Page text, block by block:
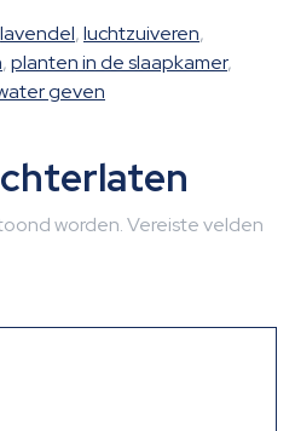
lavendel,luchtzuiveren,
,planten in de slaapkamer,
geven
worden.Vereiste velden